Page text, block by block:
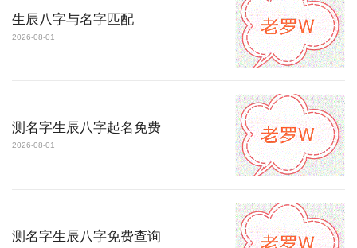
生辰八字与名字匹配
2026-08-01
测名字生辰八字起名免费
2026-08-01
测名字生辰八字免费查询